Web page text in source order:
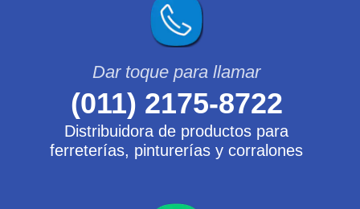
(011) 2175-8722
Distribuidora de productos para
ferreterías, pinturerías y corralones